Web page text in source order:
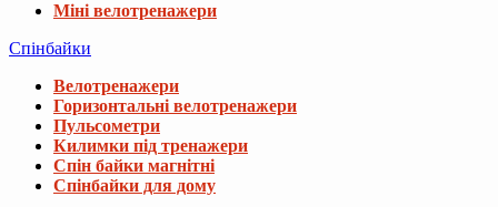
Міні велотренажери
Спінбайки
Велотренажери
Горизонтальні велотренажери
Пульсометри
Килимки під тренажери
Спін байки магнітні
Спінбайки для дому